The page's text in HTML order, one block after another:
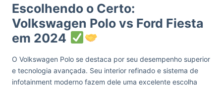
Escolhendo o Certo:
Volkswagen Polo vs Ford Fiesta
em 2024
O Volkswagen Polo se destaca por seu desempenho superior
e tecnologia avançada. Seu interior refinado e sistema de
infotainment moderno fazem dele uma excelente escolha